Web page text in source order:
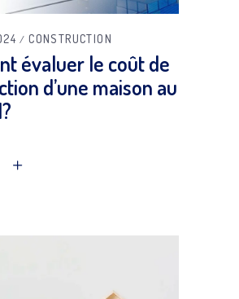
CONSTRUCTION
évaluer le coût de
d’une maison au